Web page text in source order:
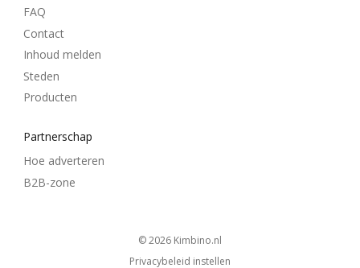
FAQ
Contact
Inhoud melden
Steden
Producten
Partnerschap
Hoe adverteren
B2B-zone
© 2026
kimbino.nl
Privacybeleid instellen